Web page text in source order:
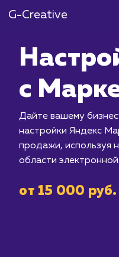
G-Creative
с
Дайте
настройки
продажи,